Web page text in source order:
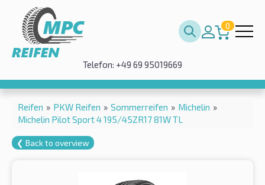
0
Telefon: +49 69 95019669
Reifen » PKW Reifen » Sommerreifen » Michelin »
Michelin Pilot Sport 4 195/45ZR17 81W TL
❮ Back to overview